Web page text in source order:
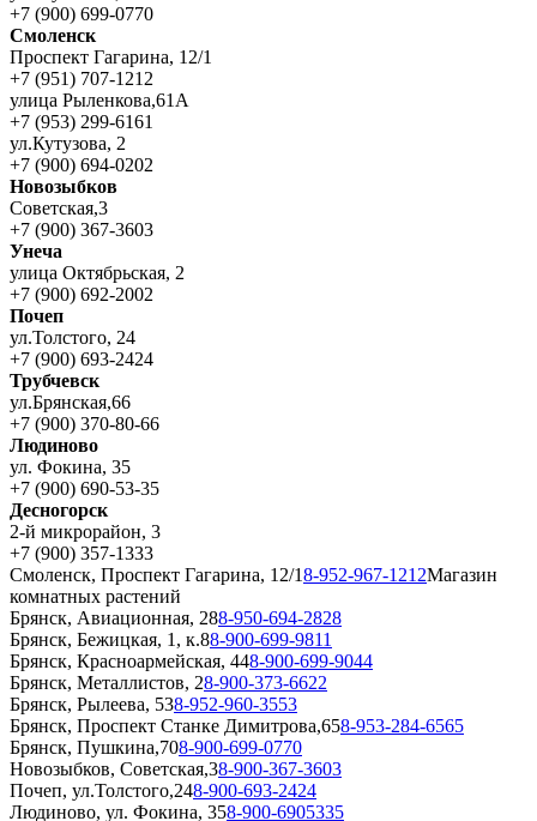
+7 (900) 699-0770
Смоленск
Проспект Гагарина, 12/1
+7 (951) 707-1212
улица Рыленкова,61А
+7 (953) 299-6161
ул.Кутузова, 2
+7 (900) 694-0202
Новозыбков
Советская,3
+7 (900) 367-3603
Унеча
улица Октябрьская, 2
+7 (900) 692-2002
Почеп
ул.Толстого, 24
+7 (900) 693-2424
Трубчевск
ул.Брянская,66
+7 (900) 370-80-66
Людиново
ул. Фокина, 35
+7 (900) 690-53-35
Десногорск
2-й микрорайон, 3
+7 (900) 357-1333
Смоленск, Проспект Гагарина, 12/18-952-967-1212Магазин
комнатных растений
Брянск, Авиационная, 288-950-694-2828
Брянск, Бежицкая, 1, к.88-900-699-9811
Брянск, Красноармейская, 448-900-699-9044
Брянск, Металлистов, 28-900-373-6622
Брянск, Рылеева, 538-952-960-3553
Брянск, Проспект Станке Димитрова,658-953-284-6565
Брянск, Пушкина,708-900-699-0770
Новозыбков, Советская,38-900-367-3603
Почеп, ул.Толстого,248-900-693-2424
Людиново, ул. Фокина, 358-900-6905335